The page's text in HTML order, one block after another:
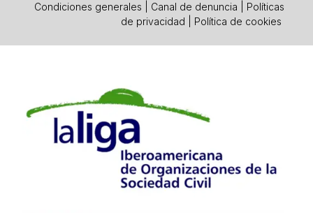
Condiciones generales
Canal de denuncia
Políticas
de privacidad
Política de cookies